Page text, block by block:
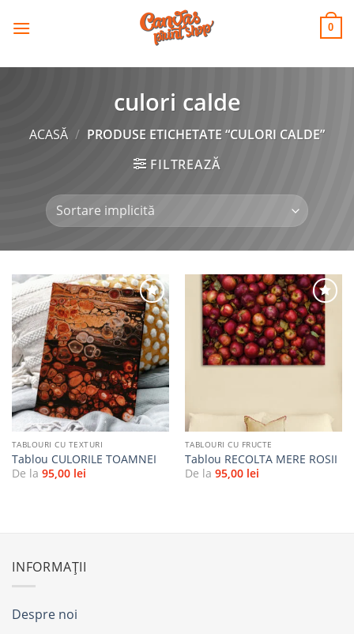
CANVAS
PRINT SHOP 0
culori calde
ACASĂ / PRODUSE ETICHETATE “CULORI CALDE”
FILTREAZĂ
Adaugă
la
favorite
TABLOURI CU TEXTURI
Tablou CULORILE TOAMNEI
De la 95,00 lei
Adaugă
la
favorite
TABLOURI CU FRUCTE
Tablou RECOLTA MERE ROSII
De la 95,00 lei
INFORMAȚII
Despre noi